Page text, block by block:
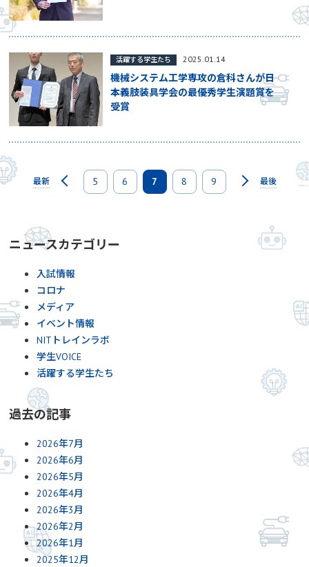
機械システム工学専攻の倉科さんが日
本義肢装具学会の最優秀学生演題賞を
受賞
活躍する学生たち 2025.01.14
最新 5 6 7 8 9 最後
ニュースカテゴリー
入試情報
コロナ
メディア
イベント情報
NITトレインラボ
学生VOICE
活躍する学生たち
過去の記事
2026年7月
2026年6月
2026年5月
2026年4月
2026年3月
2026年2月
2026年1月
2025年12月